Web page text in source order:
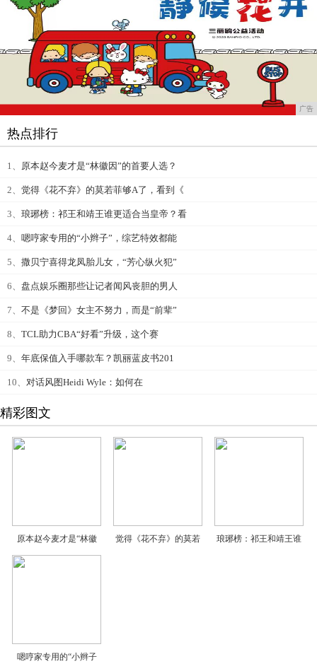
广告
热点排行
1、 原本赵今麦才是“林徽因”的首要人选？
2、 觉得《花不弃》的莫若菲够A了，看到《
3、 琅琊榜：祁王和靖王谁更适合当皇帝？看
4、 嗯哼家专用的“小辫子”，综艺特效都能
5、 撒贝宁喜得龙凤胎儿女，“芳心纵火犯”
6、 盘点娱乐圈那些让记者闻风丧胆的男人
7、 不是《梦回》女主不努力，而是“前辈”
8、 TCL助力CBA“好看”升级，这个赛
9、 年底保值入手哪款车？凯丽蓝皮书201
10、 对话风图Heidi Wyle：如何在
精彩图文
原本赵今麦才是“林徽 觉得《花不弃》的莫若 琅琊榜：祁王和靖王谁
嗯哼家专用的“小辫子